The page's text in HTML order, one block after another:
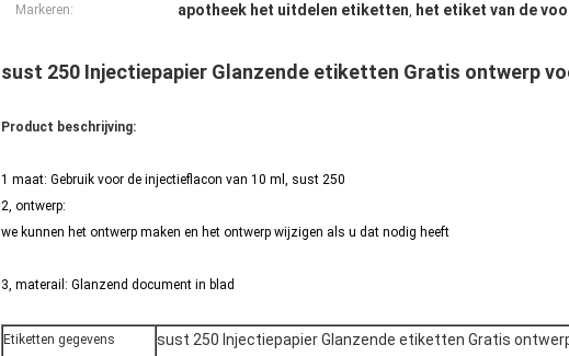
Markeren: apotheek het uitdelen etiketten, het etiket van de
sust 250 Injectiepapier Glanzende etiketten Gratis ontwerp
Product beschrijving:
1 maat: Gebruik voor de injectieflacon van 10 ml, sust 250
2, ontwerp:
we kunnen het ontwerp maken en het ontwerp wijzigen als u dat nodig heeft
3, materail: Glanzend document in blad
Etiketten gegevens
sust 250 Injectiepapier Glanzende etiketten Gratis